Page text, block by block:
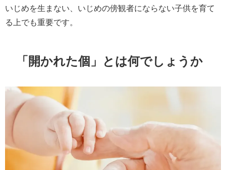
いじめを生まない、いじめの傍観者にならない子供を育て
る上でも重要です。
「開かれた個」とは何でしょうか